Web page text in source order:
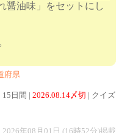
醤油味」をセットにし
府県
日間 | 2026.08.14〆切 | クイズ
2026年08月01日 (16時52分)掲載